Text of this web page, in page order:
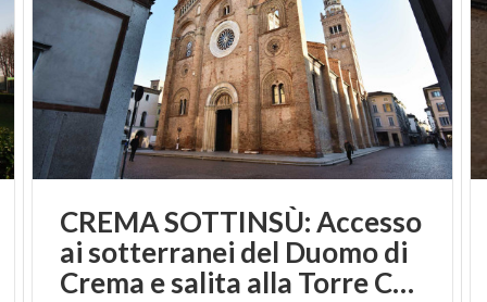
CREMA SOTTINSÙ: Accesso
ai sotterranei del Duomo di
Crema e salita alla Torre Campanaria